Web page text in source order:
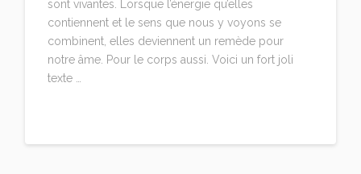
sont vivantes. Lorsque l’énergie qu’elles
contiennent et le sens que nous y voyons se
combinent, elles deviennent un remède pour
notre âme. Pour le corps aussi. Voici un fort joli
texte …